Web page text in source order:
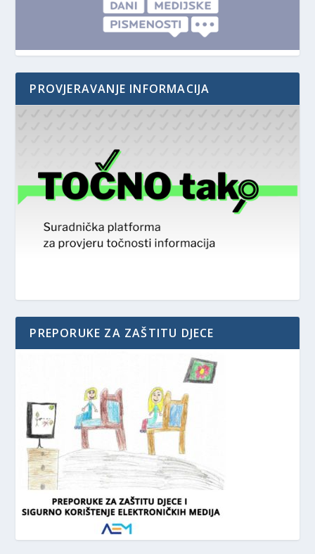
PROVJERAVANJE INFORMACIJA
PREPORUKE ZA ZAŠTITU DJECE